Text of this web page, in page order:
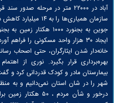
سازمان همیاری‌ها را
جوین به بجنورد ۱۰۰۰
ایجاد ۳۰ هزار واحد مسکونی را
خانه‌دار شدن ایثارگران، حتی اصحاب
بهره‌برداری قرار بگیرد. نوری از
بیمارستان مادر و کودک قدردانی کرد و
شهر را در شان استان نمی‌دانیم و به
درخور و شأن مردم